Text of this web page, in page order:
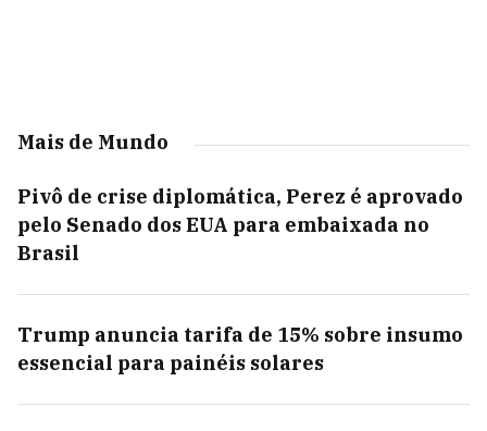
Mais de Mundo
Pivô de crise diplomática, Perez é aprovado
pelo Senado dos EUA para embaixada no
Brasil
Trump anuncia tarifa de 15% sobre insumo
essencial para painéis solares